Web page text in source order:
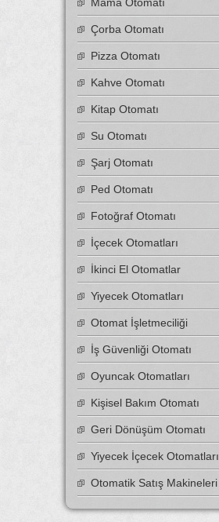
Çorba Otomatı
Pizza Otomatı
Kahve Otomatı
Kitap Otomatı
Su Otomatı
Şarj Otomatı
Ped Otomatı
Fotoğraf Otomatı
İçecek Otomatları
İkinci El Otomatlar
Yiyecek Otomatları
Otomat İşletmeciliği
İş Güvenliği Otomatı
Oyuncak Otomatları
Kişisel Bakım Otomatı
Geri Dönüşüm Otomatı
Yiyecek İçecek Otomatları
Otomatik Satış Makineleri